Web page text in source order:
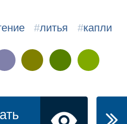
#литья #капли